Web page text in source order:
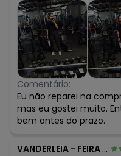
Comentário:
Eu não reparei na
mas eu gostei muito.
bem antes do prazo.
VANDERLEIA - FEIRA DE SANTANA - BA